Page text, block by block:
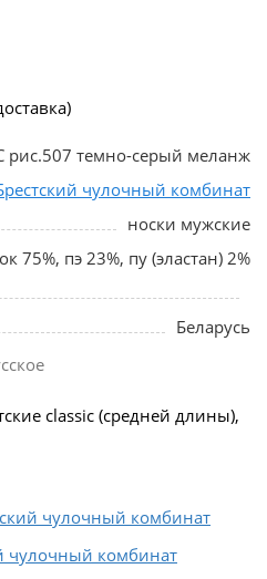
рис.507 темно-серый меланж
чулочный комбинат
носки мужские
75%, пэ 23%, пу (эластан) 2%
Беларусь
classic (средней длины),
чулочный комбинат
чулочный комбинат